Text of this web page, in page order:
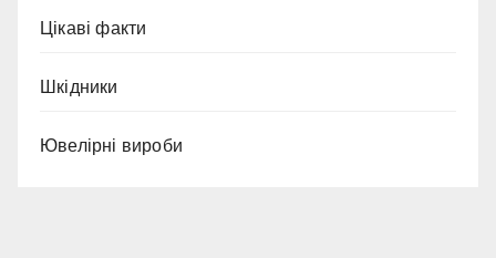
Цікаві факти
Шкідники
Ювелірні вироби